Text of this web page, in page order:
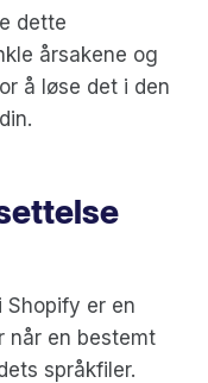
dette
årsakene og
å løse det i den
Shopify er en
når en bestemt
språkfiler.